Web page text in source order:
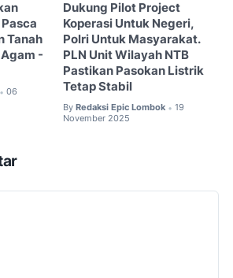
Tanah
-
• 06
Dukung Pilot Project
Koperasi Untuk Negeri,
Polri Untuk Masyarakat.
PLN Unit Wilayah NTB
Pastikan Pasokan Listrik
Tetap Stabil
By Redaksi Epic Lombok • 19
November 2025